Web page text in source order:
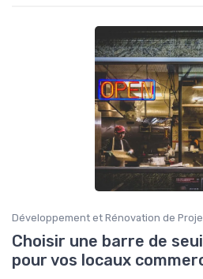
Développement et Rénovation de
Choisir une barre de
pour vos locaux